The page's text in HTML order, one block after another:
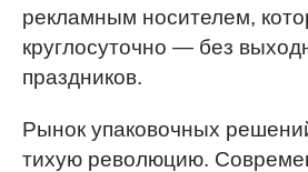
рекламным носителем,
круглосуточно — без
праздников.
Рынок упаковочных
тихую революцию.